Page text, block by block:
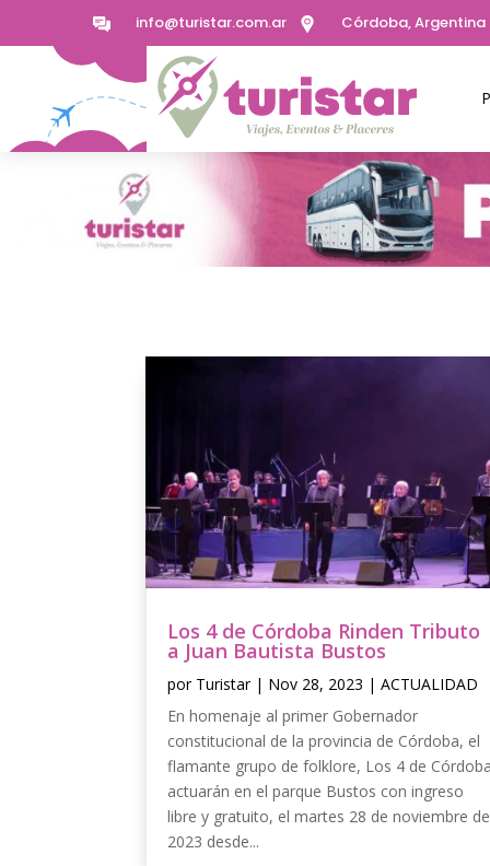
info@turistar.com.ar Córdoba, Argentina
Los 4 de Córdoba Rinden Tributo
a Juan Bautista Bustos
por Turistar| Nov 28, 2023 |ACTUALIDAD
En homenaje al primer Gobernador
constitucional de la provincia de Córdoba, el
flamante grupo de folklore, Los 4 de
actuarán en el parque Bustos con ingreso
libre y gratuito, el martes 28 de noviembre de
2023 desde...